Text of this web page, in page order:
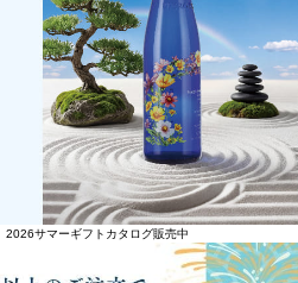
2026サマーギフトカタログ販売中